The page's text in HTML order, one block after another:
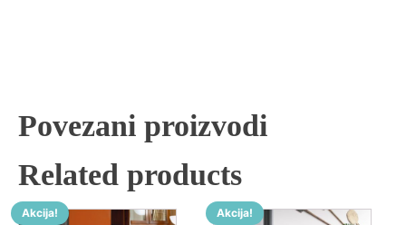
Povezani proizvodi
Related products
Akcija! Akcija!